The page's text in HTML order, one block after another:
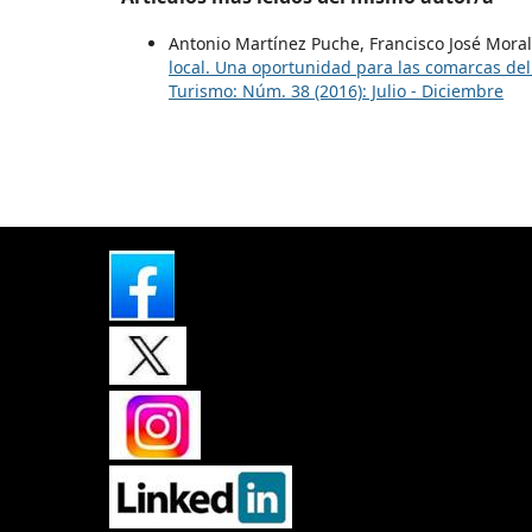
Antonio Martínez Puche, Francisco José
local. Una oportunidad para las comarcas
Turismo: Núm. 38 (2016): Julio - Diciembre